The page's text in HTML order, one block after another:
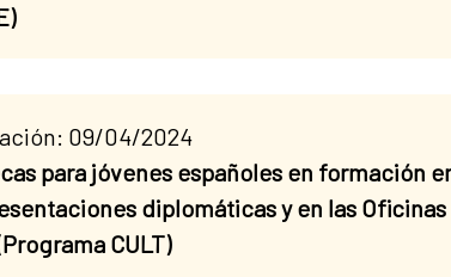
09/04/2024
para jóvenes españoles en formación
diplomáticas y en las
CULT)